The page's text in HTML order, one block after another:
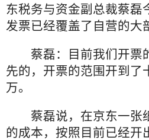
东税务与资金副总裁蔡磊
发票已经覆盖了自营的大
蔡磊：目前我们开票的
先的，开票的范围开到了
万。
蔡磊说，在京东一张纸
的成本，按照目前已经开